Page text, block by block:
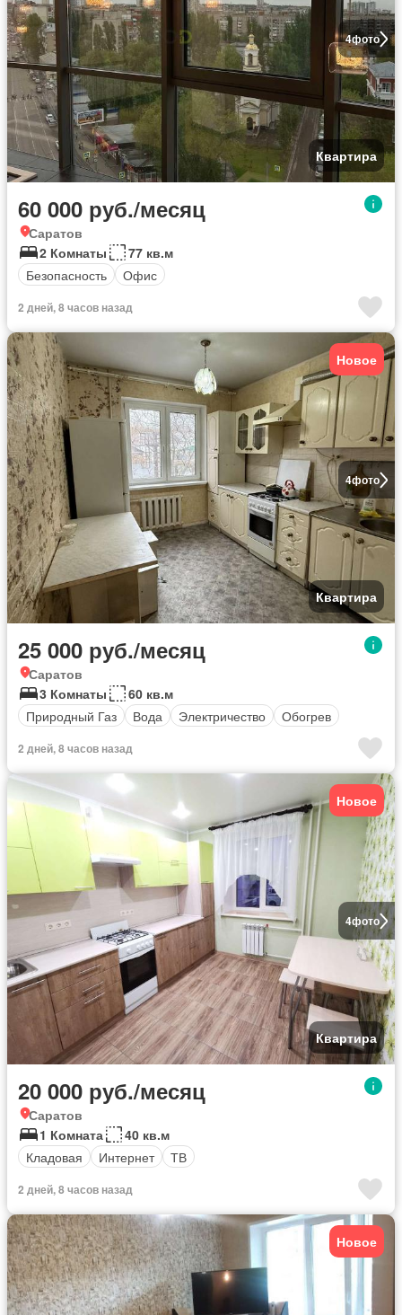
4фото
Квартира
60 000 руб./месяц
Саратов
2 Комнаты
77 кв.м
Безопасность
Офис
2 дней, 8 часов назад
4фото
Новое
Квартира
25 000 руб./месяц
Саратов
3 Комнаты
60 кв.м
Природный Газ
Вода Электричество Обогрев
2 дней, 8 часов назад
4фото
Новое
Квартира
20 000 руб./месяц
Саратов
1 Комната
40 кв.м
Кладовая
Интернет ТВ
2 дней, 8 часов назад
Новое